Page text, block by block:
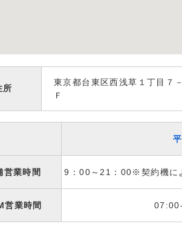
所
東京都台東区西浅草１丁目７
Ｆ
営業時間 9：00～21：00※契約機に
営業時間